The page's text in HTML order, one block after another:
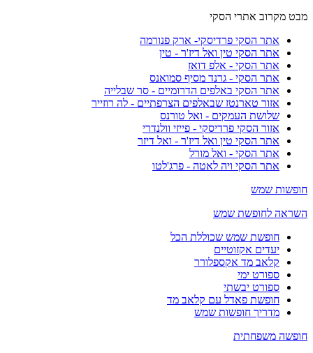
מבט מקרוב אתרי הסקי
אתר הסקי פרדיסקי- ארק פנורמה
אתר הסקי טין ואל דיז'ר - טין
אתר הסקי - אלפ דואז
אתר הסקי - גרנד מסיף סמואנס
אתר הסקי באלפים הדרומיים - סר שבלייה
אזור טארנטז שבאלפים הצרפתיים - לה רוזייר
שלושת העמקים - ואל טורנס
אזור הסקי פרדיסקי - פייזי וולנדרי
אתר הסקי טין ואל דיז'ר - ואל דיזר
אתר הסקי - ואל מורל
אתר הסקי ויה לאטה - פרג'לטו
חופשות שמש
השראה לחופשת שמש
חופשת שמש שכוללת הכל
יעדים אקזוטיים
קלאב מד אקספלורר
ספורט ימי
ספורט יבשתי
חופשת פאדל עם קלאב מד
מדריך חופשות שמש
חופשה משפחתית